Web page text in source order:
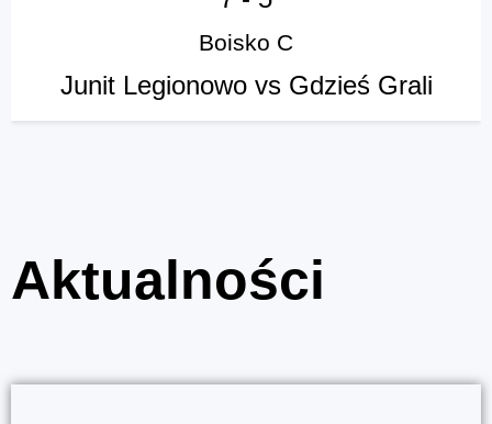
Boisko C
Junit Legionowo vs Gdzieś Grali
Aktualności